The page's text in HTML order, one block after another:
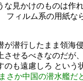
な見かけのものは作
フィルム系の用紙な
が潜行したまま領海
させるべきなのだが
のも遠慮しろ という
さか中国の潜水艦だ